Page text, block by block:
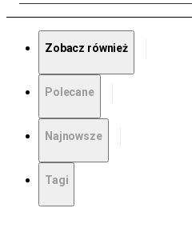
Zobacz również
Polecane
Najnowsze
Tagi